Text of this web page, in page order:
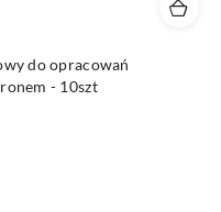
do opracowań
- 10szt